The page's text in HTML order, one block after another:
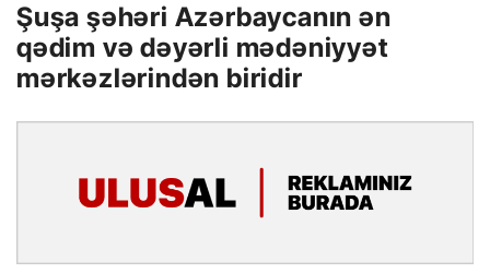
Şuşa şəhəri Azərbaycanın ən
qədim və dəyərli mədəniyyət
mərkəzlərindən biridir